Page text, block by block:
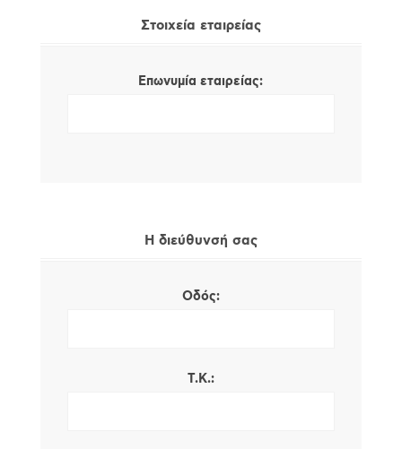
Στοιχεία εταιρείας
Επωνυμία εταιρείας:
Η διεύθυνσή σας
Οδός:
Τ.Κ.: